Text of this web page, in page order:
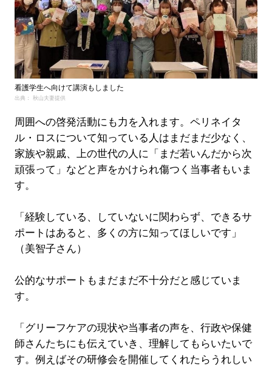
看護学生へ向けて講演もしました
出典： 秋山夫妻提供
周囲への啓発活動にも力を入れます。ペリネイタ
ル・ロスについて知っている人はまだまだ少なく、
家族や親戚、上の世代の人に「まだ若いんだから次
頑張って」などと声をかけられ傷つく当事者もいま
す。
「経験している、していないに関わらず、できるサ
ポートはあると、多くの方に知ってほしいです」
（美智子さん）
公的なサポートもまだまだ不十分だと感じていま
す。
「グリーフケアの現状や当事者の声を、行政や保健
師さんたちにも伝えていき、理解してもらいたいで
す。例えばその研修会を開催してくれたらうれしい